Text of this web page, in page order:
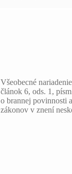
Všeobecné
článok 6, ods. 1,
o brannej povinnosti
zákonov v znení